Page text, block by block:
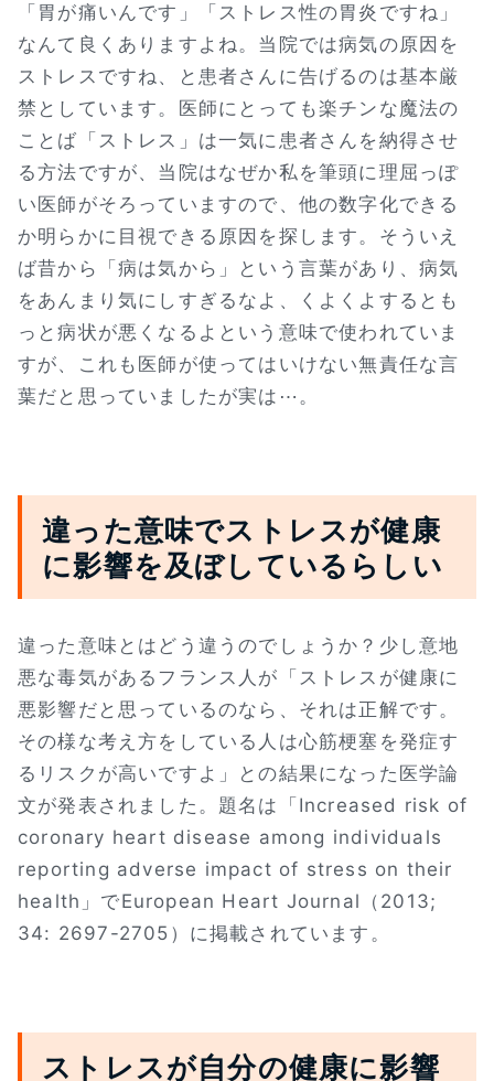
「胃が痛いんです」「ストレス性の胃炎ですね」
なんて良くありますよね。当院では病気の原因を
ストレスですね、と患者さんに告げるのは基本厳
禁としています。医師にとっても楽チンな魔法の
ことば「ストレス」は一気に患者さんを納得させ
る方法ですが、当院はなぜか私を筆頭に理屈っぽ
い医師がそろっていますので、他の数字化できる
か明らかに目視できる原因を探します。そういえ
ば昔から「病は気から」という言葉があり、病気
をあんまり気にしすぎるなよ、くよくよするとも
っと病状が悪くなるよという意味で使われていま
すが、これも医師が使ってはいけない無責任な言
葉だと思っていましたが実は⋯。
違った意味でストレスが健康
に影響を及ぼしているらしい
違った意味とはどう違うのでしょうか？少し意地
悪な毒気があるフランス人が「ストレスが健康に
悪影響だと思っているのなら、それは正解です。
その様な考え方をしている人は心筋梗塞を発症す
るリスクが高いですよ」との結果になった医学論
文が発表されました。題名は「Increased risk of
coronary heart disease among individuals
reporting adverse impact of stress on their
health」でEuropean Heart Journal（2013;
34: 2697-2705）に掲載されています。
ストレスが自分の健康に影響